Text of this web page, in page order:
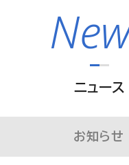
ニュース
お知らせ